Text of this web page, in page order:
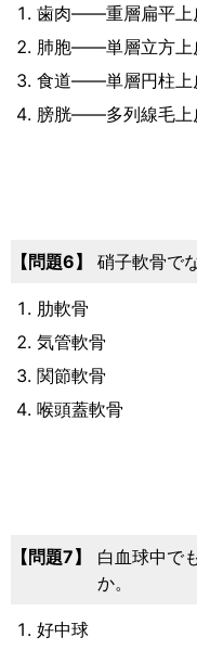
歯肉――重層扁平上
肺胞――単層立方上
食道――単層円柱上
膀胱――多列線毛上
6 硝子軟骨で
肋軟骨
気管軟骨
関節軟骨
喉頭蓋軟骨
7
白血球中で
か。
好中球